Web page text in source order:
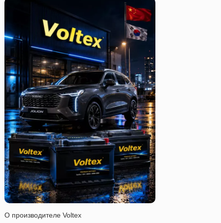
O производителе Voltex